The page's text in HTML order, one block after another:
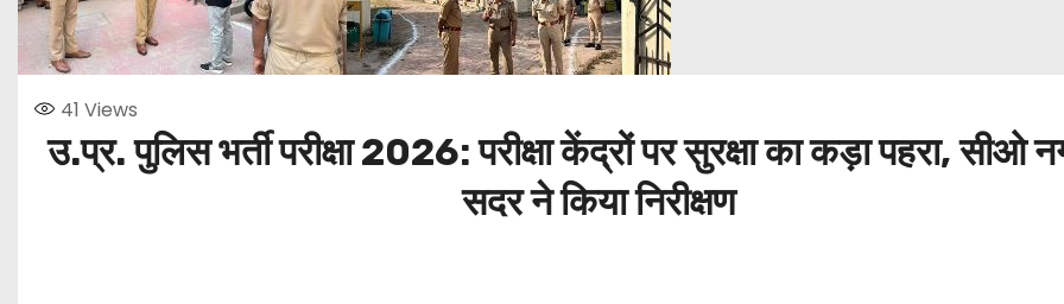
41 Views
उ.प्र. पुलिस भर्ती परीक्षा 2026: परीक्षा केंद्रों पर सुरक्षा का कड़ा पहरा, सीओ
सदर ने किया निरीक्षण